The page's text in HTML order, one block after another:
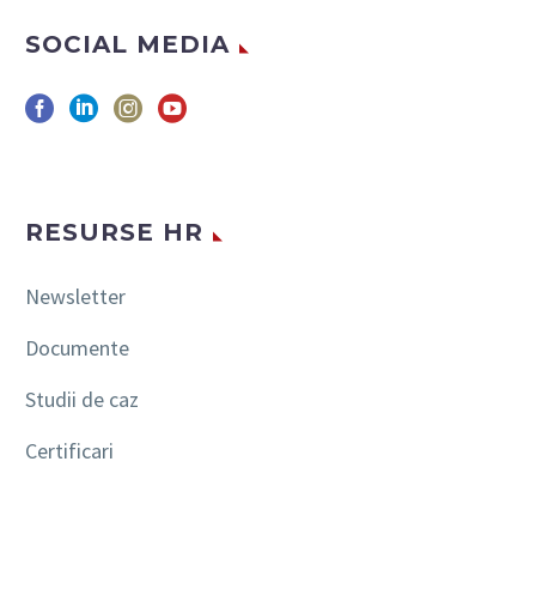
SOCIAL MEDIA
RESURSE HR
Newsletter
Documente
Studii de caz
Certificari